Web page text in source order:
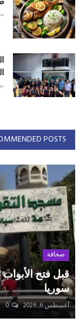
POSTS
صحافة
قبل فتح
سوريا
أغسطس 6, 2026 0